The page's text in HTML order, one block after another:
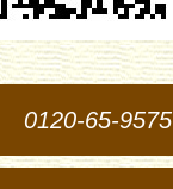
0120-65-9575